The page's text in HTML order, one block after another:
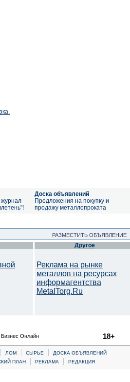
Доска объявлений
Предложения на покупку и
продажу металлопроката
РАЗМЕСТИТЬ ОБЪЯВЛЕНИЕ
Другое
Реклама на рынке
металлов на ресурсах
информагентства
MetalTorg.Ru
Бизнес Онлайн 18+
| ЛОМ | CЫРЬЕ |
ДОСКА ОБЪЯВЛЕНИЙ
ПЛАН | РЕКЛАМА | РЕДАКЦИЯ